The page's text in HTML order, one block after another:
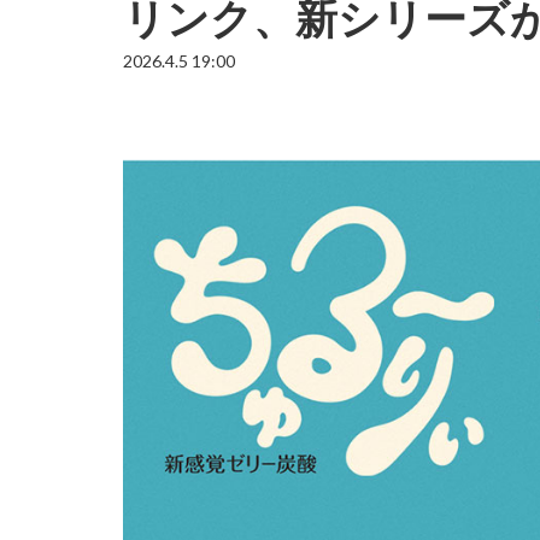
リンク、新シリーズ
2026.4.5 19:00